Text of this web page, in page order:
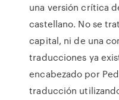
una versión crítica
castellano. No se
capital, ni de una
traducciones ya
encabezado por
traducción